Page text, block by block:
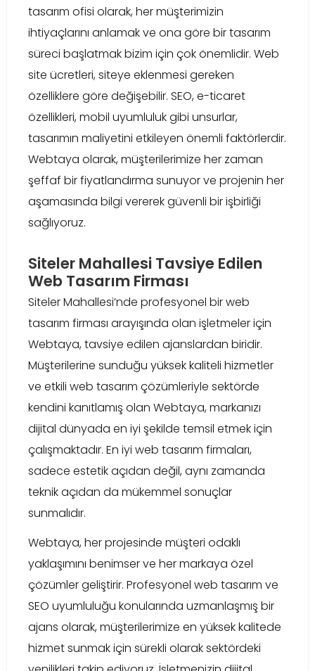
tasarım ofisi olarak, her müşterimizin
ihtiyaçlarını anlamak ve ona göre bir tasarım
süreci başlatmak bizim için çok önemlidir. Web
site ücretleri, siteye eklenmesi gereken
özelliklere göre değişebilir. SEO, e-ticaret
özellikleri, mobil uyumluluk gibi unsurlar,
tasarımın maliyetini etkileyen önemli faktörlerdir.
Webtaya olarak, müşterilerimize her zaman
şeffaf bir fiyatlandırma sunuyor ve projenin her
aşamasında bilgi vererek güvenli bir işbirliği
sağlıyoruz.
Siteler Mahallesi Tavsiye Edilen
Web Tasarım Firması
Siteler Mahallesi’nde profesyonel bir web
tasarım firması arayışında olan işletmeler için
Webtaya, tavsiye edilen ajanslardan biridir.
Müşterilerine sunduğu yüksek kaliteli hizmetler
ve etkili web tasarım çözümleriyle sektörde
kendini kanıtlamış olan Webtaya, markanızı
dijital dünyada en iyi şekilde temsil etmek için
çalışmaktadır. En iyi web tasarım firmaları,
sadece estetik açıdan değil, aynı zamanda
teknik açıdan da mükemmel sonuçlar
sunmalıdır.
Webtaya, her projesinde müşteri odaklı
yaklaşımını benimser ve her markaya özel
çözümler geliştirir. Profesyonel web tasarım ve
SEO uyumluluğu konularında uzmanlaşmış bir
ajans olarak, müşterilerimize en yüksek kalitede
hizmet sunmak için sürekli olarak sektördeki